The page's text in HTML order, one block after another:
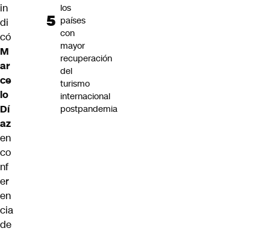
in
di
có
M
ar
ce
lo
Dí
az
en
co
nf
er
en
cia
de
los
países
con
mayor
recuperación
del
turismo
internacional
postpandemia